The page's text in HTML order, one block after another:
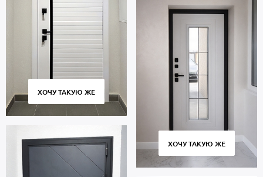
ХОЧУ ТАКУЮ ЖЕ
ХОЧУ ТАКУЮ ЖЕ